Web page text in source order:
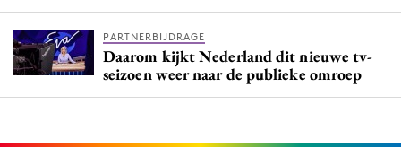
PARTNERBIJDRAGE
Daarom kijkt Nederland dit nieuwe tv-
seizoen weer naar de publieke omroep